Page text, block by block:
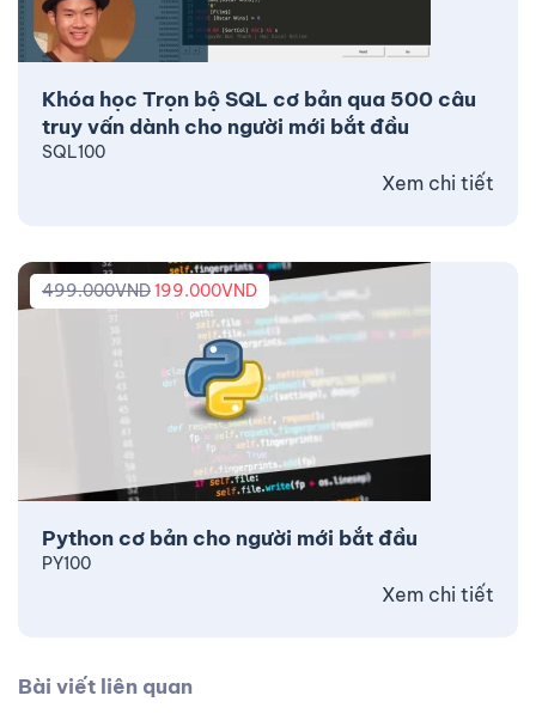
Khóa học Trọn bộ SQL cơ bản qua 500 câu
truy vấn dành cho người mới bắt đầu
SQL100
Xem chi tiết
Python cơ bản cho người mới bắt đầu
499.000VND199.000VND
PY100
Xem chi tiết
Bài viết liên quan